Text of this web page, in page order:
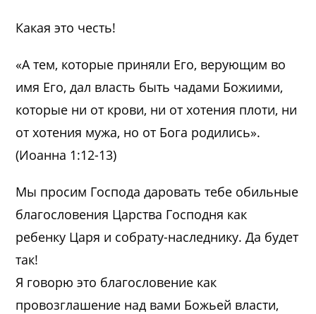
Какая это честь!
«А тем, которые приняли Его, верующим во
имя Его, дал власть быть чадами Божиими,
которые ни от крови, ни от хотения плоти, ни
от хотения мужа, но от Бога родились».
(Иоанна 1:12-13)
Мы просим Господа даровать тебе обильные
благословения Царства Господня как
ребенку Царя и собрату-наследнику. Да будет
так!
Я говорю это благословение как
провозглашение над вами Божьей власти,